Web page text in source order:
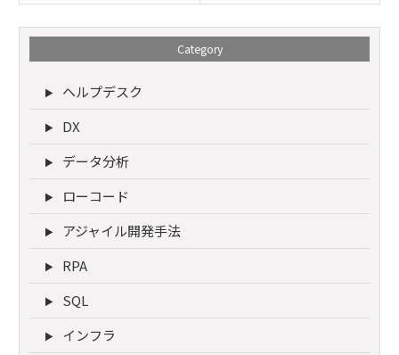
Category
ヘルプデスク
DX
データ分析
ローコード
アジャイル開発手法
RPA
SQL
インフラ